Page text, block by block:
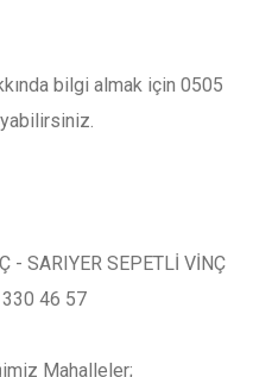
bilgi almak için 0505
- SARIYER SEPETLİ VİNÇ
330 46 57
Mahalleler;